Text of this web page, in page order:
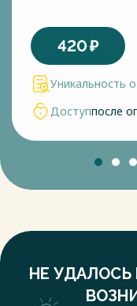
420₽
Уникальность
Доступпосле
НЕ